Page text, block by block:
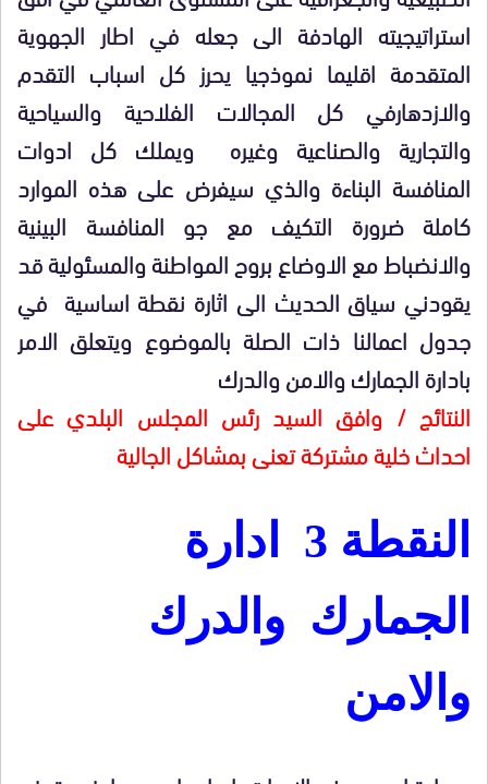
استراتيجيته الهادفة الى جعله في اطار الجهوية
المتقدمة اقليما نموذجيا يحرز كل اسباب التقدم
والازدهارفي كل المجالات الفلاحية والسياحية
والتجارية والصناعية وغيره ويملك كل ادوات
المنافسة البناءة والذي سيفرض على هذه الموارد
كاملة ضرورة التكيف مع جو المنافسة البينية
والانضباط مع الاوضاع بروح المواطنة والمسئولية قد
يقودني سياق الحديث الى اثارة نقطة اساسية في
جدول اعمالنا ذات الصلة بالموضوع ويتعلق الامر
بادارة الجمارك والامن والدرك
النتائج / وافق السيد رئس المجلس البلدي على
احداث خلية مشتركة تعنى بمشاكل الجالية
النقطة 3 ادارة
الجمارك والدرك
والامن